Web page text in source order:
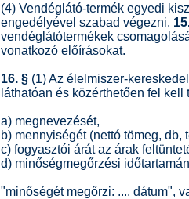
(4) Vendéglátó-termék egyedi
engedélyével szabad végezni.
vendéglátótermékek
vonatkozó előírásokat.
16. § (1) Az élelmiszer-
láthatóan és közérthetően fel kell
a) megnevezését,
b) mennyiségét (nettó tömeg, db,
c) fogyasztói árát az árak
d) minőségmegőrzési
"minőségét megőrzi: .... dátum",